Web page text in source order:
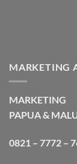
MARKETING
MARKETING
PAPUA &
0821 – 7772 –